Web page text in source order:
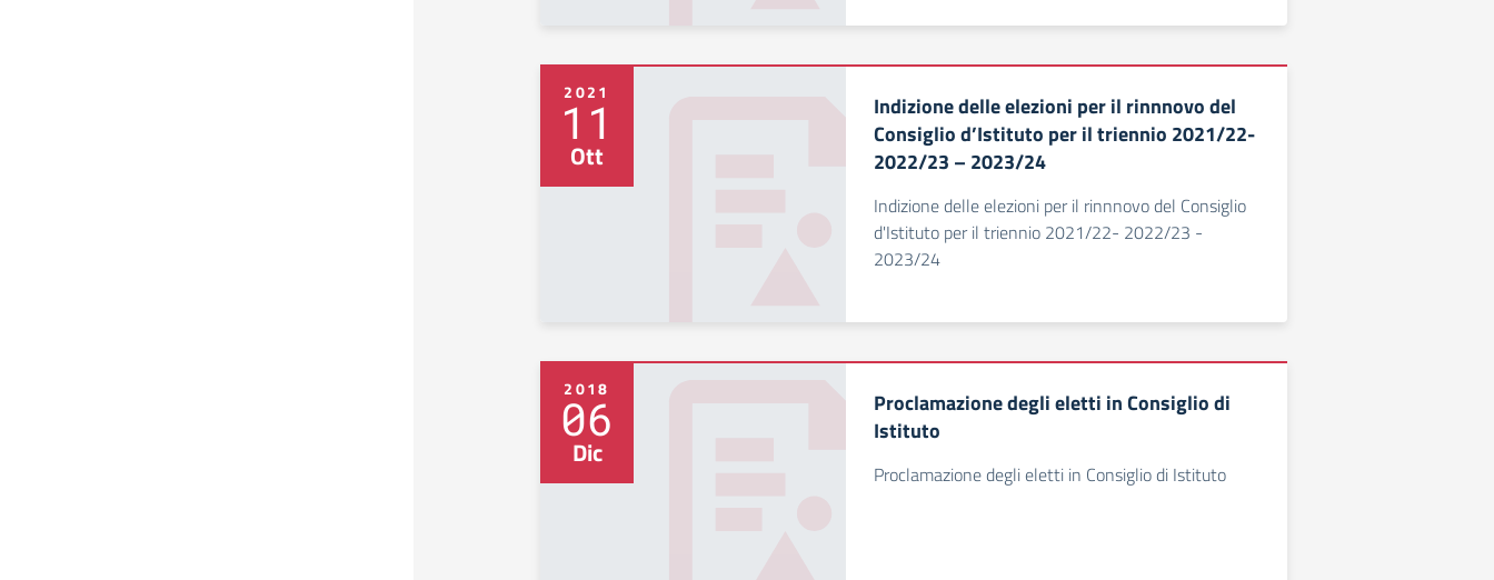
2021
11
Ott
Indizione delle elezioni per il rinnnovo del
Consiglio d’Istituto per il triennio 2021/22-
2022/23 – 2023/24
Indizione delle elezioni per il rinnnovo del Consiglio
d'Istituto per il triennio 2021/22- 2022/23 -
2023/24
2018
06
Dic
Proclamazione degli eletti in Consiglio di
Istituto
Proclamazione degli eletti in Consiglio di Istituto